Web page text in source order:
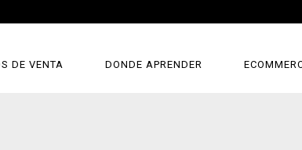
DE VENTA DONDE APRENDER